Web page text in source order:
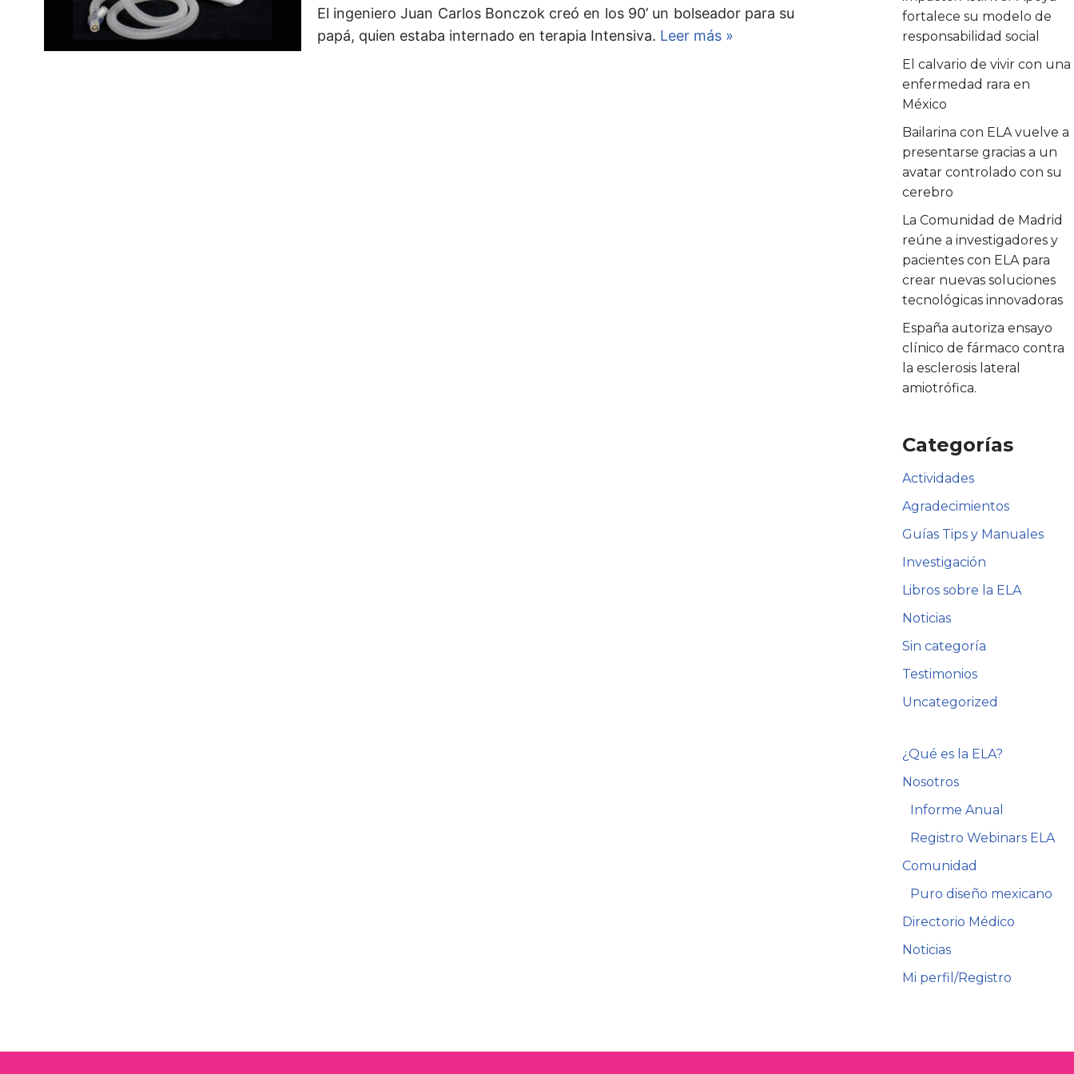
El ingeniero Juan Carlos Bonczok creó en los 90’ un bolseador para su
papá, quien estaba internado en terapia Intensiva. Leer más »
fortalece su modelo de
responsabilidad social
El calvario de vivir con una
enfermedad rara en
México
Bailarina con ELA vuelve a
presentarse gracias a un
avatar controlado con su
cerebro
La Comunidad de Madrid
reúne a investigadores y
pacientes con ELA para
crear nuevas soluciones
tecnológicas innovadoras
España autoriza ensayo
clínico de fármaco contra
la esclerosis lateral
amiotrófica.
Categorías
Actividades
Agradecimientos
Guías Tips y Manuales
Investigación
Libros sobre la ELA
Noticias
Sin categoría
Testimonios
Uncategorized
¿Qué es la ELA?
Nosotros
Informe Anual
Registro Webinars ELA
Comunidad
Puro diseño mexicano
Directorio Médico
Noticias
Mi perfil/Registro